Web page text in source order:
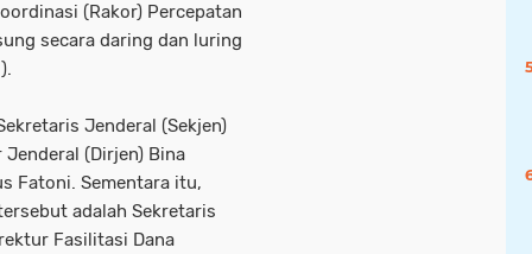
(Rakor) Percepatan
secara daring dan luring
Jenderal (Sekjen)
(Dirjen) Bina
Fatoni. Sementara itu,
adalah Sekretaris
Fasilitasi Dana